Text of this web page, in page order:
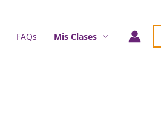
FAQs Mis Clases